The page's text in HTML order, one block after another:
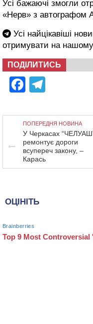
Усі бажаючі змогли
«Нерв» з автографом
Усі найцікавіші
отримувати на нашому
ПОДІЛИТИСЬ
Facebook
ПОПЕРЕДНЯ НОВИНА
У Черкасах
ремонтує дороги
всупереч закону, –
Карась